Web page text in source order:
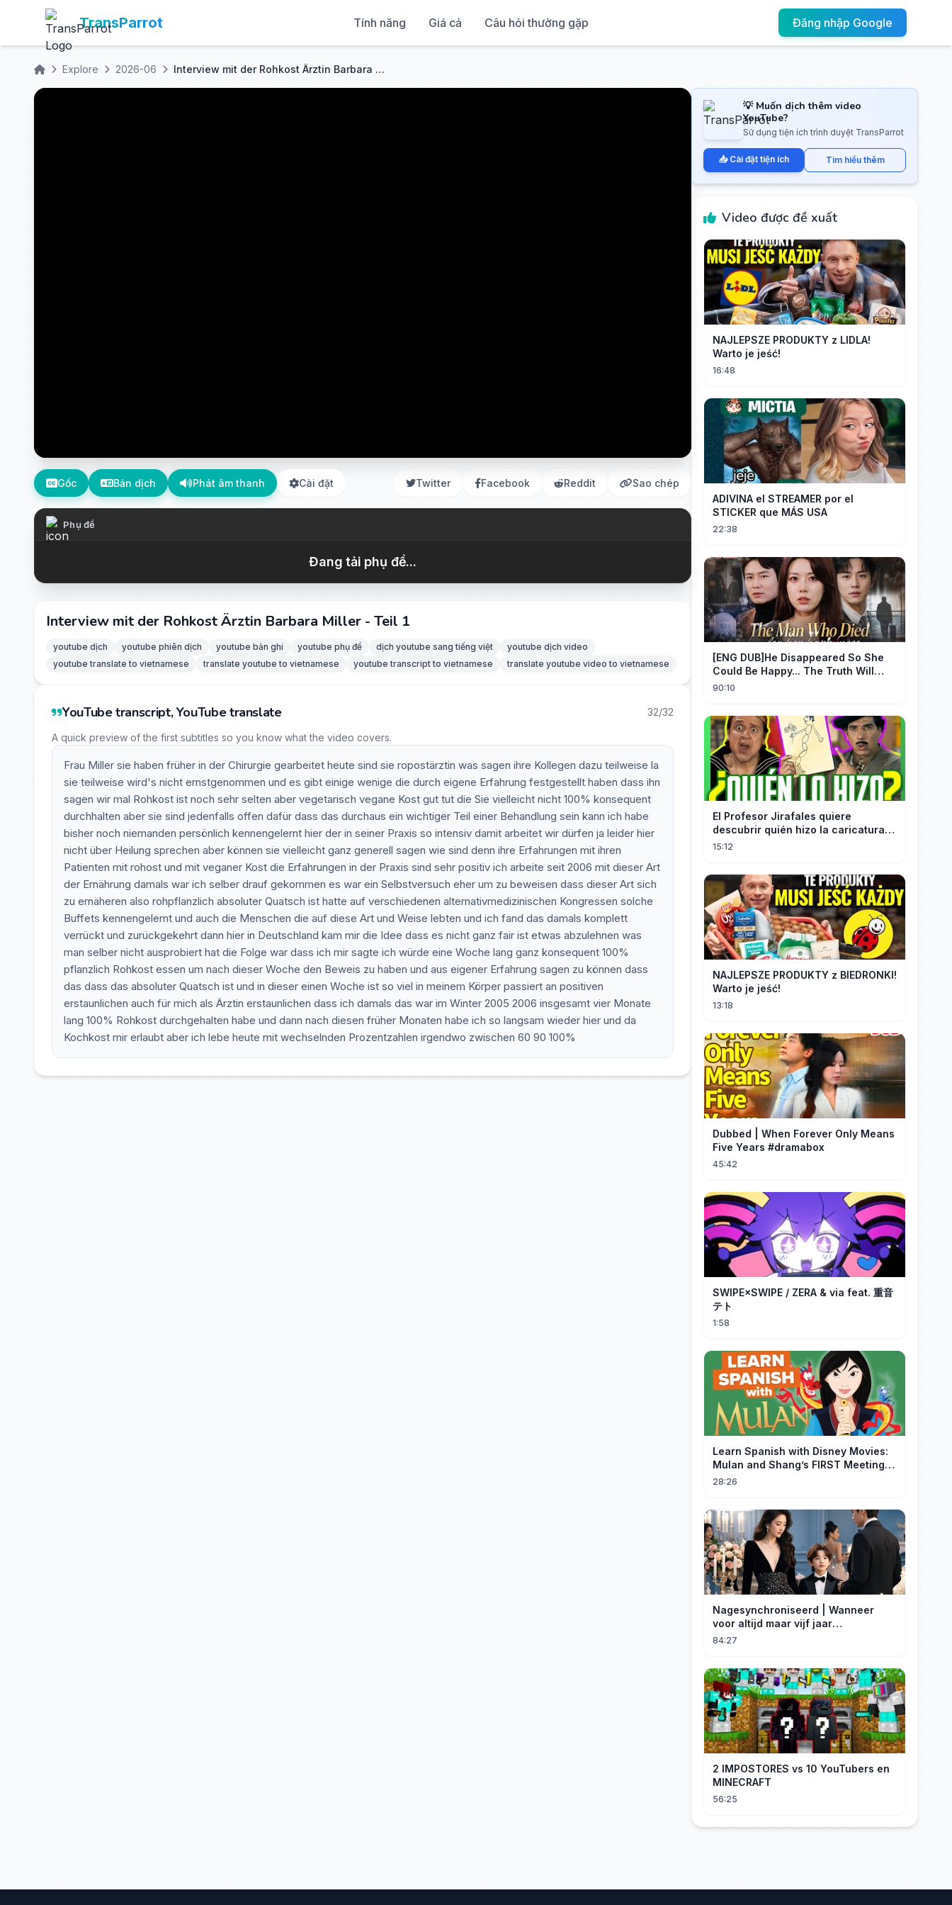
TransParrot Tính năng Giá cả Câu hỏi thường gặp Đăng nhập Google
Explore 2026-06 Interview mit der Rohkost Ärztin Barbara Miller - Teil 1
Gốc Bản dịch Phát âm thanh Cài đặt Twitter Facebook Reddit Sao chép
Phụ đề
Đang tải phụ đề...
Interview mit der Rohkost Ärztin Barbara Miller - Teil 1
youtube dịch youtube phiên dịch youtube bản ghi youtube phụ đề dịch youtube sang tiếng việt
youtube dịch video
youtube translate to vietnamese
translate youtube to vietnamese youtube transcript to vietnamese translate youtube video to vietnamese
YouTube transcript, YouTube translate 32/32
A quick preview of the first subtitles so you know what the video covers.
Frau Miller sie haben früher in der Chirurgie gearbeitet heute sind sie ropostärztin was sagen ihre Kollegen dazu teilweise la
sie teilweise wird's nicht ernstgenommen und es gibt einige wenige die durch eigene Erfahrung festgestellt haben dass ihn
sagen wir mal Rohkost ist noch sehr selten aber vegetarisch vegane Kost gut tut die Sie vielleicht nicht 100% konsequent
durchhalten aber sie sind jedenfalls offen dafür dass das durchaus ein wichtiger Teil einer Behandlung sein kann ich habe
bisher noch niemanden persönlich kennengelernt hier der in seiner Praxis so intensiv damit arbeitet wir dürfen ja leider hier
nicht über Heilung sprechen aber können sie vielleicht ganz generell sagen wie sind denn ihre Erfahrungen mit ihren
Patienten mit rohost und mit veganer Kost die Erfahrungen in der Praxis sind sehr positiv ich arbeite seit 2006 mit dieser Art
der Ernährung damals war ich selber drauf gekommen es war ein Selbstversuch eher um zu beweisen dass dieser Art sich
zu ernäheren also rohpflanzlich absoluter Quatsch ist hatte auf verschiedenen alternativmedizinischen Kongressen solche
Buffets kennengelernt und auch die Menschen die auf diese Art und Weise lebten und ich fand das damals komplett
verrückt und zurückgekehrt dann hier in Deutschland kam mir die Idee dass es nicht ganz fair ist etwas abzulehnen was
man selber nicht ausprobiert hat die Folge war dass ich mir sagte ich würde eine Woche lang ganz konsequent 100%
pflanzlich Rohkost essen um nach dieser Woche den Beweis zu haben und aus eigener Erfahrung sagen zu können dass
das dass das absoluter Quatsch ist und in dieser einen Woche ist so viel in meinem Körper passiert an positiven
erstaunlichen auch für mich als Ärztin erstaunlichen dass ich damals das war im Winter 2005 2006 insgesamt vier Monate
lang 100% Rohkost durchgehalten habe und dann nach diesen früher Monaten habe ich so langsam wieder hier und da
Kochkost mir erlaubt aber ich lebe heute mit wechselnden Prozentzahlen irgendwo zwischen 60 90 100%
💡 Muốn dịch thêm video
YouTube?
Sử dụng tiện ích trình duyệt TransParrot
📥 Cài đặt tiện ích Tìm hiểu thêm
Video được đề xuất
NAJLEPSZE PRODUKTY z LIDLA!
Warto je jeść!
16:48
ADIVINA el STREAMER por el
STICKER que MÁS USA
22:38
[ENG DUB]He Disappeared So She
Could Be Happy... The Truth Will
Make You Cry #emotional #shorts
90:10
El Profesor Jirafales quiere
descubrir quién hizo la caricatura
de él
15:12
NAJLEPSZE PRODUKTY z BIEDRONKI!
Warto je jeść!
13:18
Dubbed | When Forever Only Means
Five Years #dramabox
45:42
SWIPE×SWIPE / ZERA & via feat. 重音
テト
1:58
Learn Spanish with Disney Movies:
Mulan and Shang’s FIRST Meeting
(Mushu SCREWS UP!)
28:26
Nagesynchroniseerd | Wanneer
voor altijd maar vijf jaar
betekent#dramabox
84:27
2 IMPOSTORES vs 10 YouTubers en
MINECRAFT
56:25